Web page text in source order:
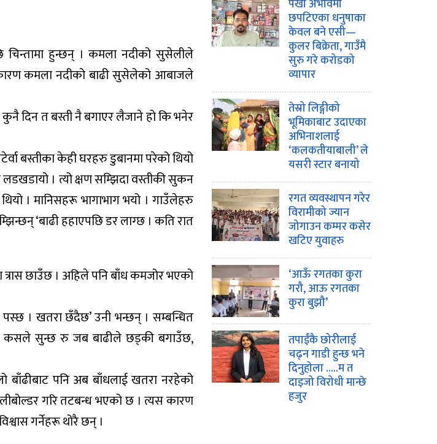
चिन्तामा हुन्छन् । कमला नदीको सुसेलीले
कमला नदीको बाढी सुसेलेको आबाजले
दिन त बस्ती नै बगाएर लैजाने हो कि भनेर
बस्तीका केही घरहरु डुबानमा परेको थियो
लडखडायो । त्यो क्षण सम्झिदा वस्तीकी सुकन
। मानिसहरू भागाभाग भयो । गाउँलेहरु
‘बाढी हहाएपछि डर लाग्छ । कति रात
त्रास छाउँछ । अहिले पनि बाँध कमजोर भएको
पस्छ । खतरा छँदैछ’ उनी भन्छन् । सम्बन्धित
कसले सुन्छ रु जब बाढीले छड्की बगाउँछ,
पनि अब बाँधलाई खतरा नरहेको
गरि तटबन्ध भएको छ । त्यस कारण
गर्नेहरू थोरै छन् ।
पंखा अभावमा
छपटिएका धनुषाका
केवल बने एसी—
कुलर बिक्रेता, गाउँमै
सुरु गरे करोडको
व्यापार
तेस्रो लिङ्गीको
भूमिकाबाट उदाएका
अभिनाशलाई
‘कलकतीयाबाली’ ले
यसरी स्टार बनायो
रगत व्यवस्थापन गरेर
विरामीको ज्यान
जोगाउन कम्मर कसेर
खटिए युवाहरु
‘आऊँ रगतका कुरा
गरौ, आऊ रगतका
कुरा बुझौ’
तपाईंकै छोरीलाई
चढ्न गाडी हुन्छ भने
दिनुहोला …..म त
दाइजो विरोधी मान्छे
हजुर